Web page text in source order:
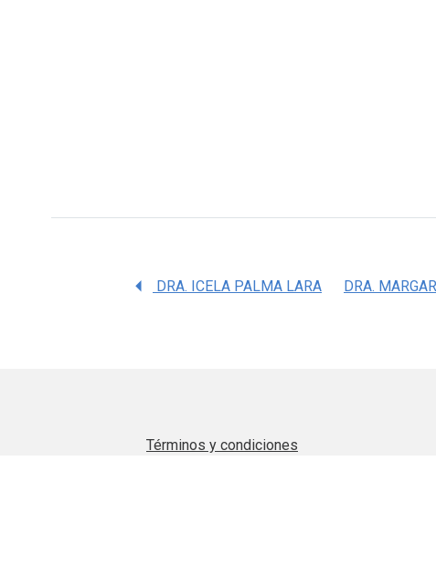
DRA. ICELA PALMA LARA
Términos y condiciones